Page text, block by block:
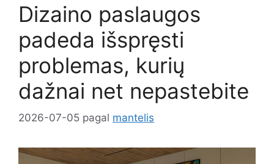
Dizaino paslaugos
padeda išspręsti
problemas, kurių
dažnai net nepastebite
2026-07-05 pagal mantelis